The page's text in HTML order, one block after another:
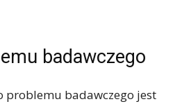
badawczego
problemu badawczego jest